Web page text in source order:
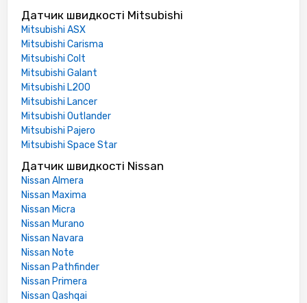
Датчик швидкості Mitsubishi
Mitsubishi ASX
Mitsubishi Carisma
Mitsubishi Colt
Mitsubishi Galant
Mitsubishi L200
Mitsubishi Lancer
Mitsubishi Outlander
Mitsubishi Pajero
Mitsubishi Space Star
Датчик швидкості Nissan
Nissan Almera
Nissan Maxima
Nissan Micra
Nissan Murano
Nissan Navara
Nissan Note
Nissan Pathfinder
Nissan Primera
Nissan Qashqai